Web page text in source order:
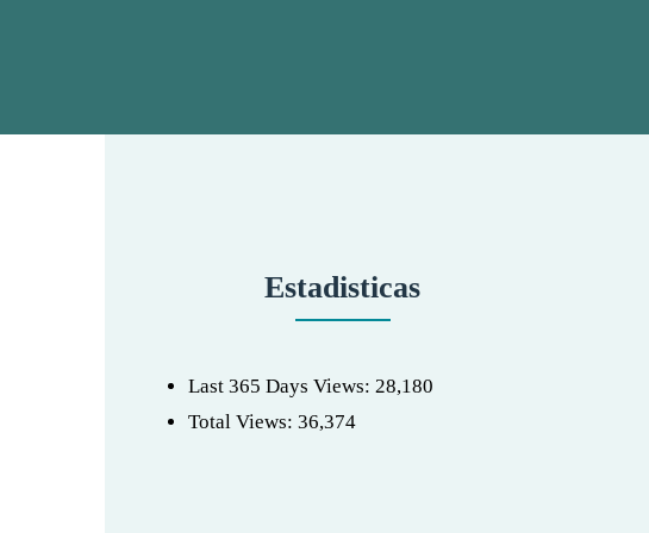
Estadisticas
Last 365 Days Views: 28,180
Total Views: 36,374